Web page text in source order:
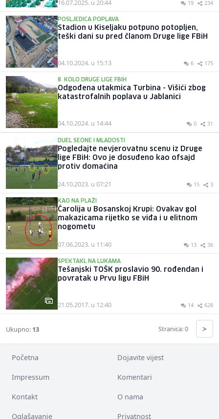
16.07.2025. u 20:44 19 234
POSLJEDICA POPLAVA
Stadion u Kiseljaku potpuno potopljen,
teški dani su pred članom Druge lige FBiH
04.10.2024. u 15:13 6 175
8. KOLO DRUGE LIGE FBIH
Odgođena utakmica Turbina - Višići zbog
katastrofalnih poplava u Jablanici
04.10.2024. u 14:44 0 31
DUEL SEONE I MLADOSTI
Pogledajte nevjerovatnu scenu iz Druge
lige FBiH: Ovo je dosuđeno kao ofsajd
protiv domaćina
24.10.2023. u 07:21 15 3
KAO NA PLAŽI
Čarolija u Bosanskoj Krupi: Ovakav gol
makazicama rijetko se viđa i u elitnom
nogometu
07.06.2023. u 11:40 13 36
SPEKTAKL NA LUKAMA
Tešanjski TOŠK proslavio 90. rođendan i
povratak u Prvu ligu FBiH
21.05.2017. u 12:40 14 628
Ukupno: 13 Stranica: 0 >
Početna Dojavite vijest
Impressum Komentari
Kontakt O nama
Oglašavanje Privatnost